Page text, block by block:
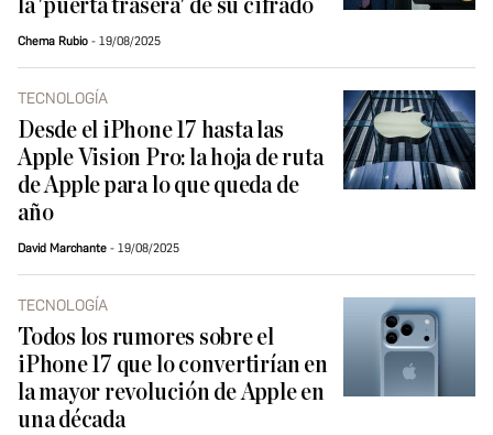
la 'puerta trasera' de su cifrado
Chema Rubio 19/08/2025
TECNOLOGÍA
Desde el iPhone 17 hasta las
Apple Vision Pro: la hoja de ruta
de Apple para lo que queda de
año
David Marchante 19/08/2025
TECNOLOGÍA
Todos los rumores sobre el
iPhone 17 que lo convertirían en
la mayor revolución de Apple en
una década